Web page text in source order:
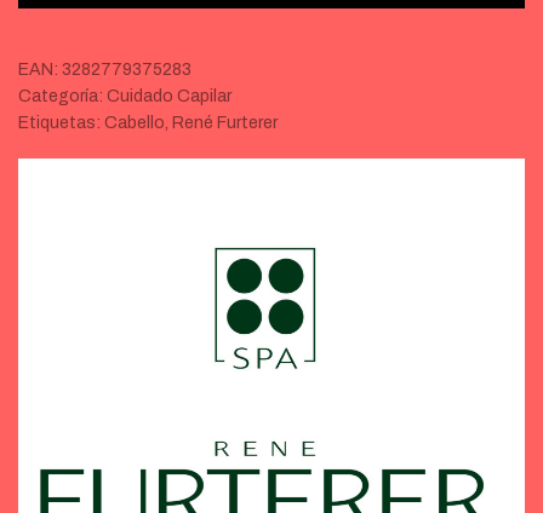
EAN: 3282779375283
Categoría: Cuidado Capilar
Etiquetas: Cabello, René Furterer